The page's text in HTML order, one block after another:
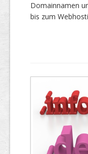
Domainnamen
bis zum